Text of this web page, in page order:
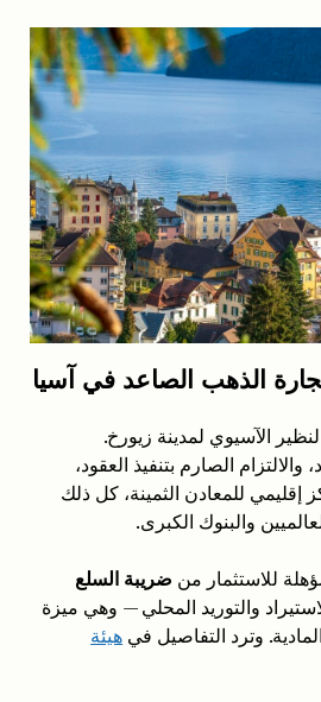
الذهب الصاعد في آسيا
الآسيوي لمدينة زيورخ.
الصارم بتنفيذ العقود،
إقليمي للمعادن الثمينة، كل ذلك
والبنوك الكبرى.
للاستثمار من ضريبة السلع
والتوريد المحلي — وهي ميزة
وترد التفاصيل في هيئة